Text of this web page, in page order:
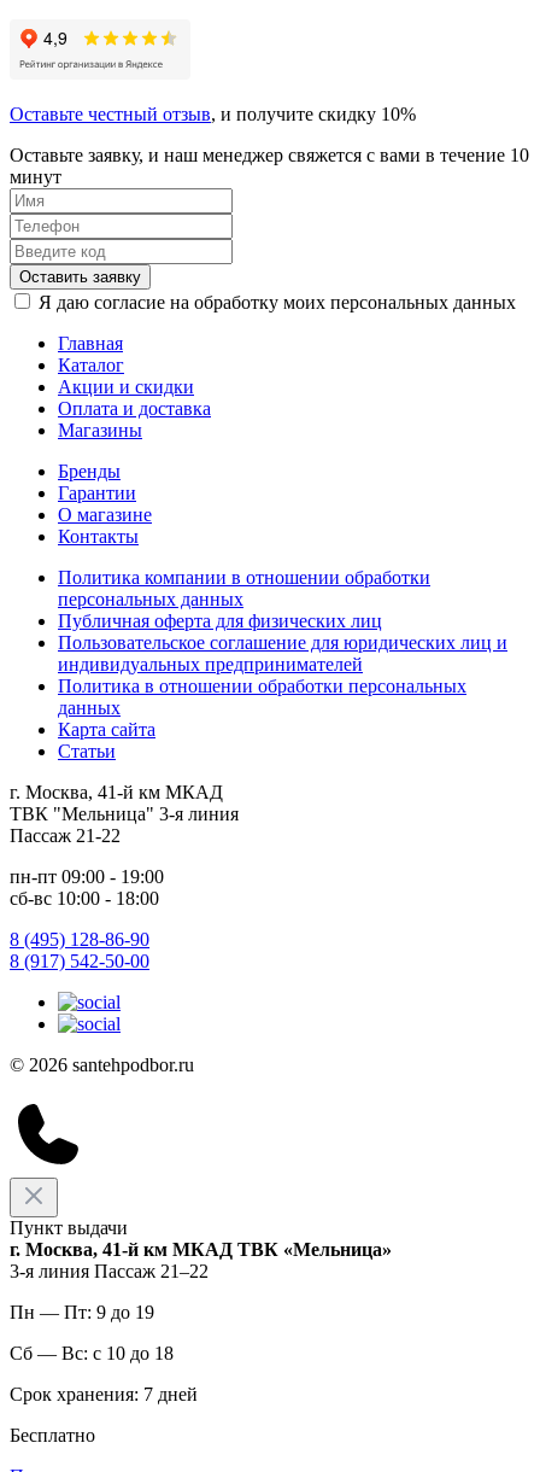
Оставьте честный отзыв, и получите скидку 10%
Оставьте заявку, и наш менеджер свяжется с вами в течение 10
минут
Оставить заявку
Я даю согласие на обработку моих персональных данных
Главная
Каталог
Акции и скидки
Оплата и доставка
Магазины
Бренды
Гарантии
О магазине
Контакты
Политика компании в отношении обработки
персональных данных
Публичная оферта для физических лиц
Пользовательское соглашение для юридических лиц и
индивидуальных предпринимателей
Политика в отношении обработки персональных
данных
Карта сайта
Статьи
г. Москва, 41-й км МКАД
ТВК "Мельница" 3-я линия
Пассаж 21-22
пн-пт 09:00 - 19:00
сб-вс 10:00 - 18:00
8 (495) 128-86-90
8 (917) 542-50-00
© 2026 santehpodbor.ru
Пункт выдачи
г. Москва, 41-й км МКАД ТВК «Мельница»
3-я линия Пассаж 21–22
Пн — Пт: 9 до 19
Сб — Вс: с 10 до 18
Срок хранения: 7 дней
Бесплатно